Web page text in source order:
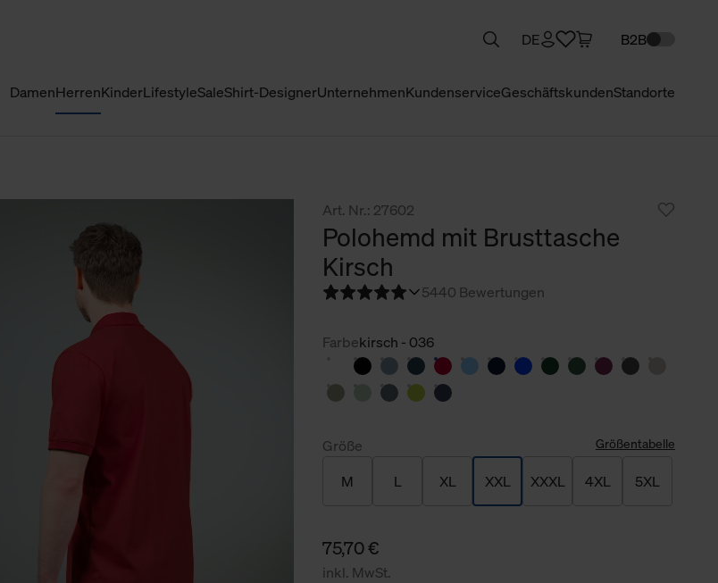
DamenHerrenKinderLifestyleSaleShirt-DesignerUnternehmenKundenserviceGeschäftskundenStandorte
DE B2B
Art. Nr.: 27602
Polohemd mit Brusttasche
Kirsch
5440 Bewertungen
Farbekirsch - 036
Größe Größentabelle
M L XL XXL XXXL 4XL 5XL
75,70 €
inkl. MwSt.